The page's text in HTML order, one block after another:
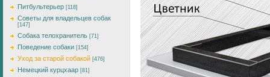
Питбультерьер [118]
Советы для владельцев собак
[147]
Собака телохранитель [71]
Поведение собаки [154]
Уход за старой собакой [476]
Немецкий курцхаар [81]